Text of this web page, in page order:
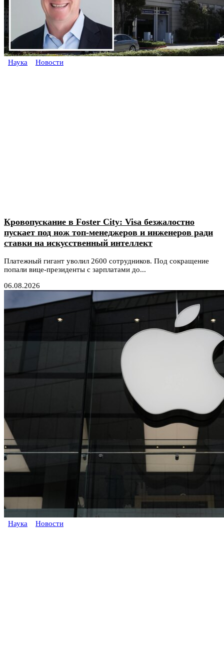
Наука Новости
Кровопускание в Foster City: Visa безжалостно
пускает под нож топ-менеджеров и инженеров ради
ставки на искусственный интеллект
Платежный гигант уволил 2600 сотрудников. Под сокращение
попали вице-президенты с зарплатами до...
06.08.2026
Наука Новости